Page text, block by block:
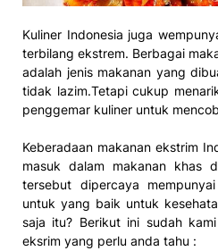
Kuliner Indonesia juga
terbilang ekstrem. Berbagai
adalah jenis makanan yang
tidak lazim.Tetapi cukup
penggemar kuliner untuk
Keberadaan makanan ekstrim
masuk dalam makanan khas
tersebut dipercaya
untuk yang baik untuk
saja itu? Berikut ini sudah
eksrim yang perlu anda tahu :